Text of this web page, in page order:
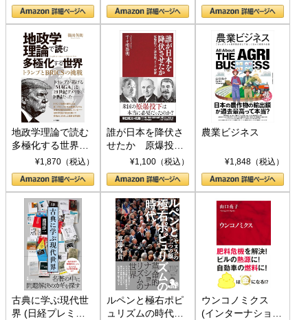
地政学理論で読む
多極化する世界：
トランプとBRICS
の挑戦
¥1,870（税込）
誰が日本を降伏さ
せたか 原爆投
下、ソ連参戦、そ
して聖断 (PHP新
書)
¥1,100（税込）
農業ビジネス
¥1,848（税込）
古典に学ぶ現代世
界 (日経プレミア
ルペンと極右ポピ
ュリズムの時代：
ウンコノミクス
(インターナショナ